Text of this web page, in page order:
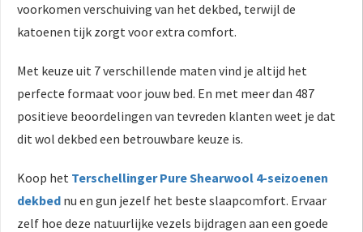
voorkomen verschuiving van het dekbed, terwijl de
katoenen tijk zorgt voor extra comfort.
Met keuze uit 7 verschillende maten vind je altijd het
perfecte formaat voor jouw bed. En met meer dan 487
positieve beoordelingen van tevreden klanten weet je dat
dit wol dekbed een betrouwbare keuze is.
Koop het Terschellinger Pure Shearwool 4-seizoenen
dekbed nu en gun jezelf het beste slaapcomfort. Ervaar
zelf hoe deze natuurlijke vezels bijdragen aan een goede